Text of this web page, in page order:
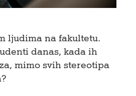
ljudima na fakultetu.
danas, kada ih
mimo svih stereotipa